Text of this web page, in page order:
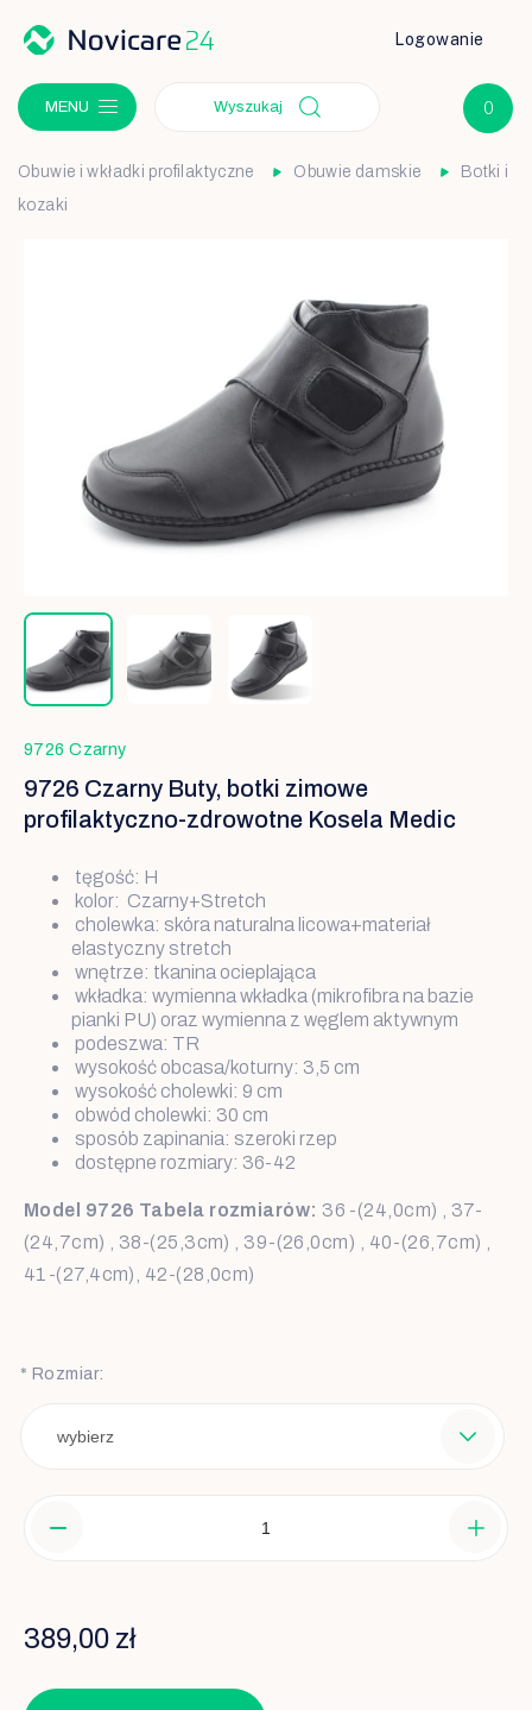
Logowanie
MENU Wyszukaj
Obuwie i wkładki profilaktyczne Obuwie damskie
Botki i
kozaki
9726 Czarny
9726 Czarny Buty, botki zimowe
profilaktyczno-zdrowotne Kosela Medic
tęgość: H
kolor: Czarny+Stretch
cholewka: skóra naturalna licowa+materiał
elastyczny stretch
wnętrze: tkanina ocieplająca
wkładka: wymienna wkładka (mikrofibra na bazie
pianki PU) oraz wymienna z węglem aktywnym
podeszwa: TR
wysokość obcasa/koturny: 3,5 cm
wysokość cholewki: 9 cm
obwód cholewki: 30 cm
sposób zapinania: szeroki rzep
dostępne rozmiary: 36-42
Model 9726 Tabela rozmiarów: 36 -(24,0cm) , 37-
(24,7cm) , 38-(25,3cm) , 39-(26,0cm) , 40-(26,7cm) ,
41-(27,4cm), 42-(28,0cm)
* Rozmiar:
389,00 zł